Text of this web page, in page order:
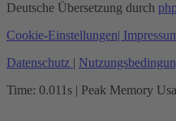
Deutsche Übersetzung durch
Cookie-Einstellungen|
Datenschutz |
Time: 0.011s | Peak Memory